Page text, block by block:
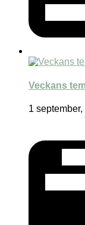
Veckans
1